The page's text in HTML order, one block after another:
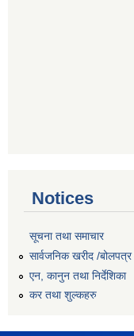
Notices
सूचना तथा समाचार
सार्वजनिक खरीद /
एन, कानुन तथा निर्देशिका
कर तथा शुल्कहरु